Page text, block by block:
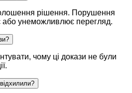
рішення. Порушення
або унеможливлює перегляд.
чому ці докази не були